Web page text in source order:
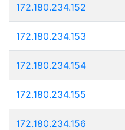
172.180.234.152
172.180.234.153
172.180.234.154
172.180.234.155
172.180.234.156